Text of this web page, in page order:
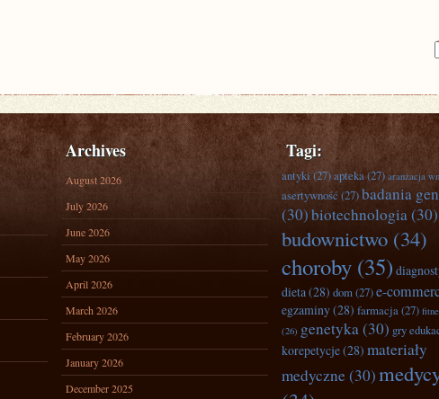
Archives
August 2026
July 2026
June 2026
May 2026
April 2026
March 2026
February 2026
January 2026
December 2025
Tagi:
antyki(27)apteka(27) aranżacja
asertywność (27)badania
(30)biotechnologia(30)
budownictwo (34)
choroby (35)
dieta(28) dom(27)e-
egzaminy(28) farmacja(27)
(26) genetyka(30) gry
korepetycje(28) materiały
medyczne (30)